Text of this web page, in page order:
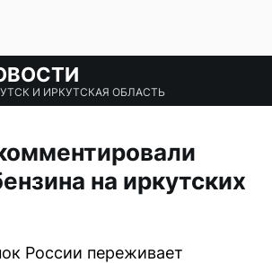
И ИРКУТСКАЯ ОБЛАСТЬ
на иркутских
России переживает